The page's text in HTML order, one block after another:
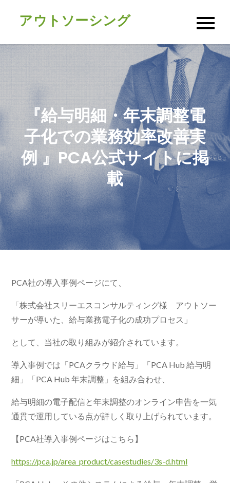
アウトソーシング
『給与明細・年末調整電
子化での業務効率改善実
例 』PCA公式サイトに掲
載
PCA社の導入事例ページにて、
「株式会社スリーエスコンサルティング様 アウトソー
サーが導いた、給与業務電子化の成功プロセス」
として、当社の取り組みが紹介されています。
導入事例では「PCAクラウド給与」「PCA Hub 給与明
細」「PCA Hub 年末調整」を組み合わせ、
給与明細の電子配信と年末調整のオンライン申告を一気
通貫で運用している点が詳しく取り上げられています。
【PCA社導入事例ページはこちら】
https://pca.jp/area_product/casestudies/3s-d.html